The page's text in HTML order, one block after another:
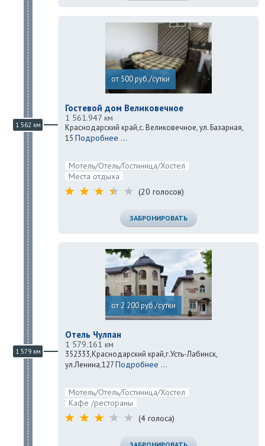
1 562 км
от 500 руб./сутки
Гостевой дом Великовечное
1 561.947 км
Краснодарский край,с. Великовечное, ул. Базарная,
15 Подробнее ...
Мотель/Отель/Гостиница/Хостел
Места отдыха
(20 голосов)
ЗАБРОНИРОВАТЬ
1 579 км
от 2 200 руб./сутки
Отель Чулпан
1 579.161 км
352333,Краснодарский край,г.Усть-Лабинск,
ул.Ленина,127Подробнее ...
Мотель/Отель/Гостиница/Хостел
Кафе /рестораны
(4 голоса)